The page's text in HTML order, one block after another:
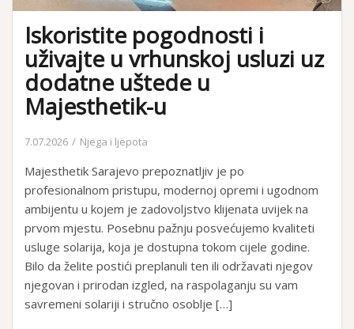
Iskoristite pogodnosti i
uživajte u vrhunskoj usluzi uz
dodatne uštede u
Majesthetik-u
7.07.2026 Njega i ljepota
Majesthetik Sarajevo prepoznatljiv je po
profesionalnom pristupu, modernoj opremi i ugodnom
ambijentu u kojem je zadovoljstvo klijenata uvijek na
prvom mjestu. Posebnu pažnju posvećujemo kvaliteti
usluge solarija, koja je dostupna tokom cijele godine.
Bilo da želite postići preplanuli ten ili održavati njegov
njegovan i prirodan izgled, na raspolaganju su vam
savremeni solariji i stručno osoblje […]